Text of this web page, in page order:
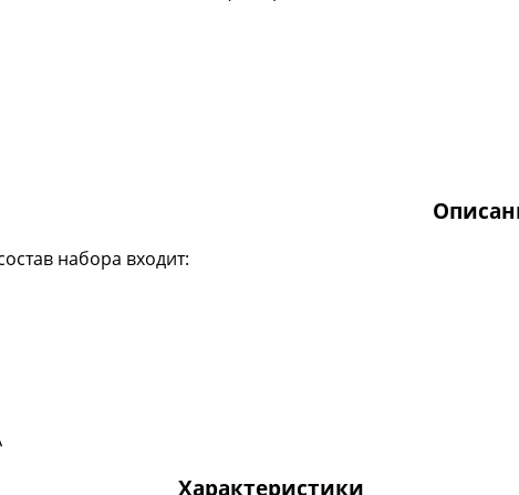
набора входит:
Характеристики